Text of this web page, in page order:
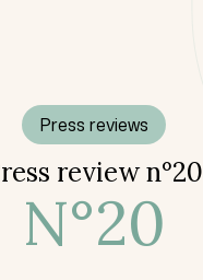
Press reviews
review n°20
N°20